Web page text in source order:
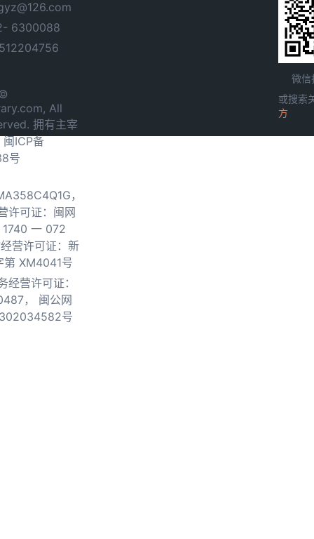
6300088
All
拥有主宰
闽ICP备
号
，
许可证：闽网
一 072
营许可证：新
第 XM4041号
经营许可证：
，
闽公网
号
微信
或搜索
方